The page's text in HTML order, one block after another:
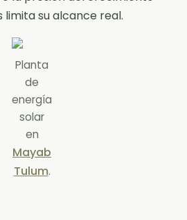
limita su alcance real.
Planta
de
energía
solar
en
Mayab
Tulum.